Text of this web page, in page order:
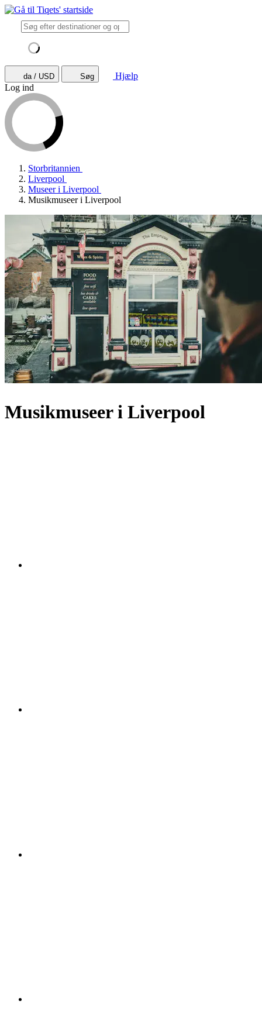
da / USD Søg
Hjælp
Log ind
Storbritannien
Liverpool
Museer i Liverpool
Musikmuseer i Liverpool
Musikmuseer i Liverpool